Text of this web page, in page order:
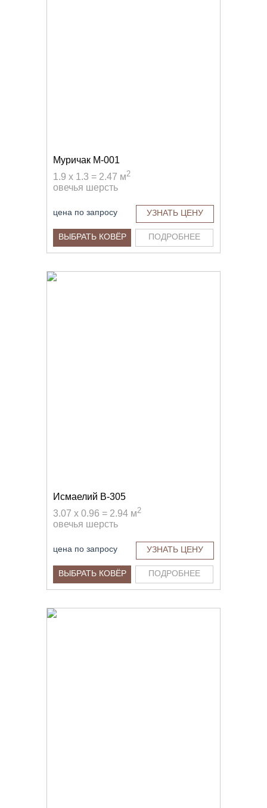
Муричак M-001
1.9 x 1.3 = 2.47 м2
овечья шерсть
цена по запросу УЗНАТЬ ЦЕНУ
ВЫБРАТЬ КОВЁР ПОДРОБНЕЕ
Исмаелий B-305
3.07 x 0.96 = 2.94 м2
овечья шерсть
цена по запросу УЗНАТЬ ЦЕНУ
ВЫБРАТЬ КОВЁР ПОДРОБНЕЕ